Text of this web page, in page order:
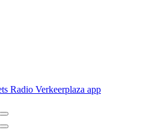
Radio Verkeerplaza app